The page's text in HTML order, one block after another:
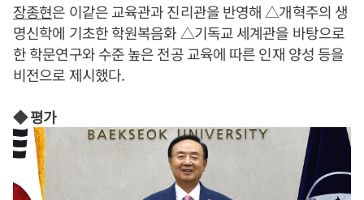
장종현은 이같은 교육관과 진리관을 반영해 △개혁주의 생
명신학에 기초한 학원복음화 △기독교 세계관을 바탕으로
한 학문연구와 수준 높은 전공 교육에 따른 인재 양성 등을
비전으로 제시했다.
◆ 평가